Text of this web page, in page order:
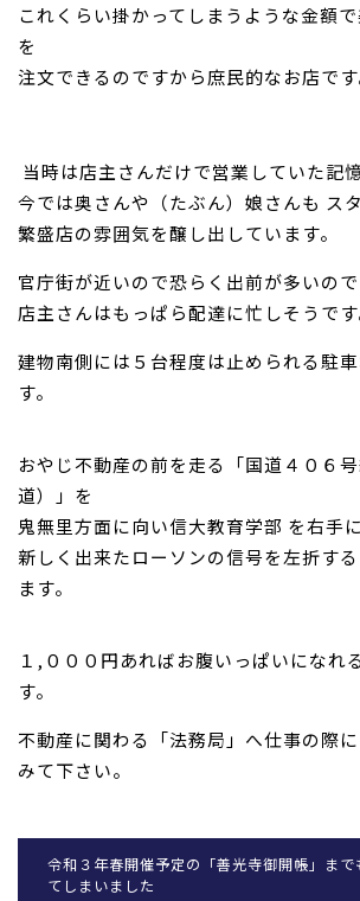
これくらい掛かってしまうような金額
を
注文できるのですから庶民的なお店です
当時は店主さんだけで営業していた記
今では奥さんや（たぶん）娘さんも ス
繁盛店の雰囲気を醸し出しています。
官庁街が近いので恐らく出前が多いので
店主さんはもっぱら配達に忙しそうです
建物南側には５台程度は止められる駐
す。
おやじ不動産の前を走る「国道４０６
道）」を
鬼無里方面に向い信大教育学部 を右手に
新しく出来たローソンの信号を左折す
ます。
１,０００円あればお腹いっぱいになれ
す。
不動産に関わる「法務局」へ仕事の際
みて下さい。
令和３年春開催予定の「善光寺御開帳」まで
てしまいました